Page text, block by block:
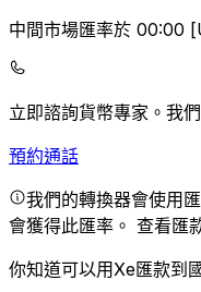
中間市場匯率於 00:00
立即諮詢貨幣專家。 我
預約通話
我們的轉換器會使用
會獲得此匯率。 查看匯
你知道可以用Xe匯款到